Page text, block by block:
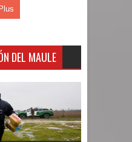
DEL MAULE